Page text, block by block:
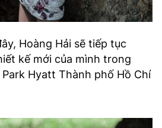
Hoàng Hải sẽ tiếp tục
kế mới của mình trong
Hyatt Thành phố Hồ Chí